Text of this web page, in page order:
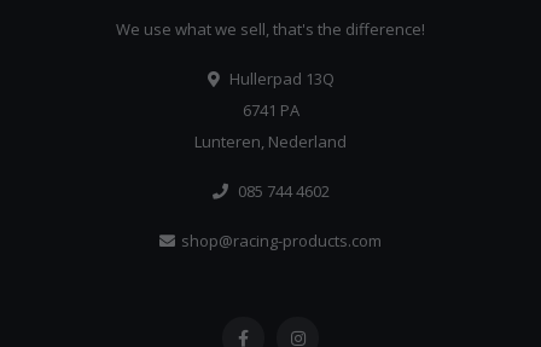
We use what we sell, that's the difference!
Hullerpad 13Q
6741 PA
Lunteren, Nederland
085 744 4602
shop@racing-products.com